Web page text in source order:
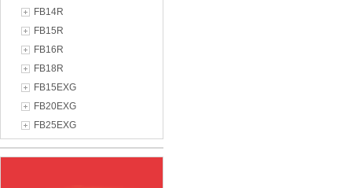
FB14R
FB15R
FB16R
FB18R
FB15EXG
FB20EXG
FB25EXG